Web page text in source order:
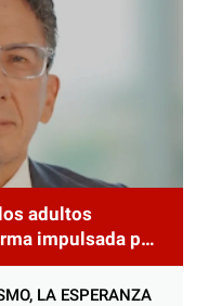
adultos
impulsada por
para fortalecer
LA ESPERANZA